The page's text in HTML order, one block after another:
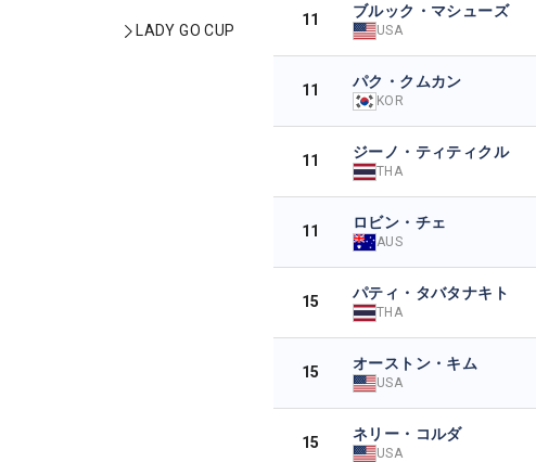
LADY GO CUP
11 ブルック・マシューズ
USA
11 パク・クムカン
KOR
11 ジーノ・ティティクル
THA
11 ロビン・チェ
AUS
15 パティ・タバタナキト
THA
15 オーストン・キム
USA
15 ネリー・コルダ
USA